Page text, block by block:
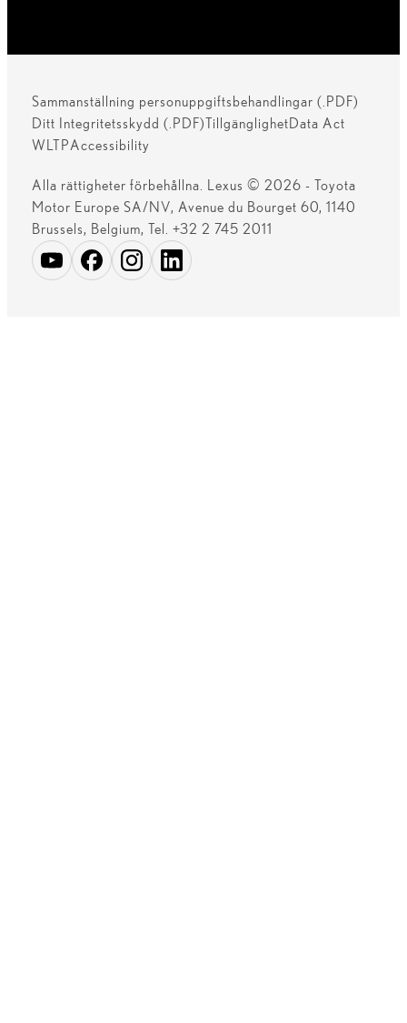
Sammanställning personuppgiftsbehandlingar (.PDF)
Ditt Integritetsskydd (.PDF)TillgänglighetData Act
WLTPAccessibility
Alla rättigheter förbehållna. Lexus © 2026 - Toyota
Motor Europe SA/NV, Avenue du Bourget 60, 1140
Brussels, Belgium, Tel. +32 2 745 2011